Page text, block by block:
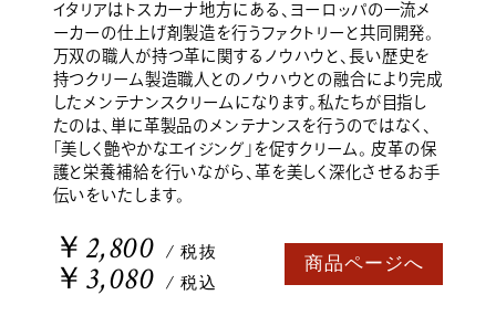
イタリアはトスカーナ地方にある、ヨーロッパの一流メ
ーカーの仕上げ剤製造を行うファクトリーと共同開発。
万双の職人が持つ革に関するノウハウと、長い歴史を
持つクリーム製造職人とのノウハウとの融合により完成
したメンテナンスクリームになります。私たちが目指し
たのは、単に革製品のメンテナンスを行うのではなく、
「美しく艶やかなエイジング」を促すクリーム。 皮革の保
護と栄養補給を行いながら、革を美しく深化させるお手
伝いをいたします。
￥2,800 / 税抜
￥3,080 / 税込
商品ページへ